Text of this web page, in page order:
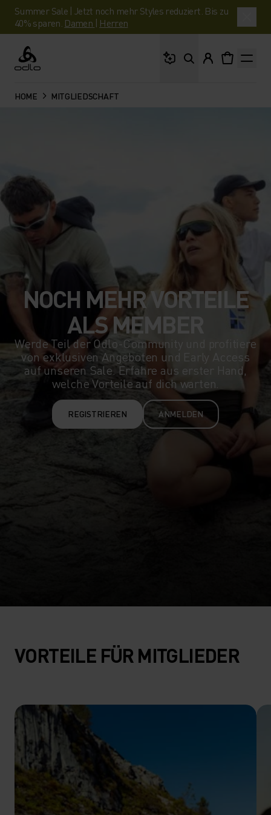
Summer Sale | Jetzt noch mehr Styles reduziert. Bis zu
40% sparen. Damen | Herren
Odlo
HOME MITGLIEDSCHAFT
NOCH MEHR VORTEILE
ALS MEMBER
Werde Teil der Odlo-Community und profitiere
von exklusiven Angeboten und Early Access
auf unseren Sale. Erfahre aus erster Hand,
welche Vorteile auf dich warten.
REGISTRIEREN ANMELDEN
VORTEILE FÜR MITGLIEDER